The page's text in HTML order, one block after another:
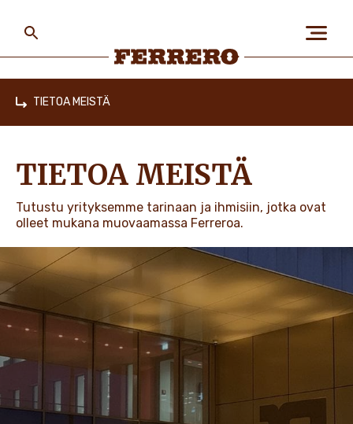
TIETOA MEISTÄ
IHMISET JA YMPÄRISTÖ
TUOTEMERKKIMME
TYÖPAIKAT
main
content
TIETOA MEISTÄ
TIETOA MEISTÄ
Tutustu yrityksemme tarinaan ja ihmisiin, jotka ovat
olleet mukana muovaamassa Ferreroa.